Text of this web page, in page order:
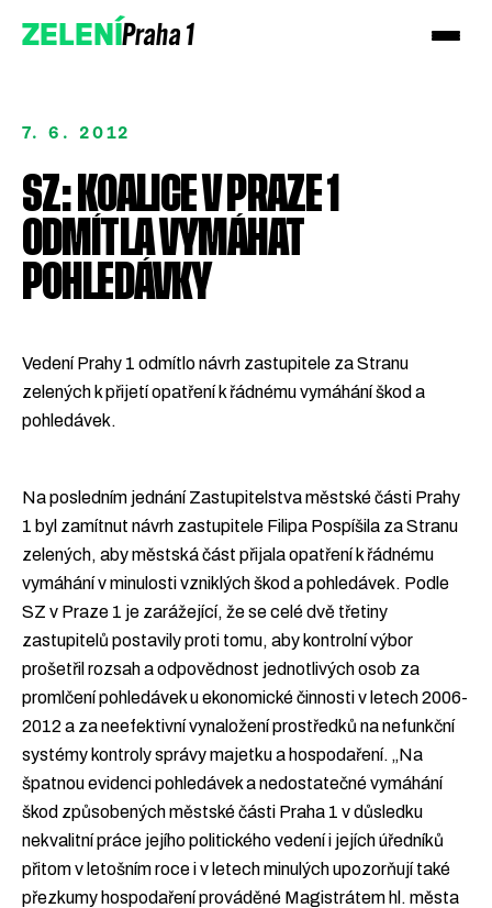
ZELENÍPraha 1
Podpořte nás
7. 6. 2012
SZ: KOALICE V PRAZE 1
ODMÍTLA VYMÁHAT
POHLEDÁVKY
Vedení Prahy 1 odmítlo návrh zastupitele za Stranu
zelených k přijetí opatření k řádnému vymáhání škod a
pohledávek.
Na posledním jednání Zastupitelstva městské části Prahy
1 byl zamítnut návrh zastupitele Filipa Pospíšila za Stranu
zelených, aby městská část přijala opatření k řádnému
vymáhání v minulosti vzniklých škod a pohledávek. Podle
SZ v Praze 1 je zarážející, že se celé dvě třetiny
zastupitelů postavily proti tomu, aby kontrolní výbor
prošetřil rozsah a odpovědnost jednotlivých osob za
promlčení pohledávek u ekonomické činnosti v letech 2006-
2012 a za neefektivní vynaložení prostředků na nefunkční
systémy kontroly správy majetku a hospodaření. „Na
špatnou evidenci pohledávek a nedostatečné vymáhání
škod způsobených městské části Praha 1 v důsledku
nekvalitní práce jejího politického vedení i jejích úředníků
přitom v letošním roce i v letech minulých upozorňují také
přezkumy hospodaření prováděné Magistrátem hl. města